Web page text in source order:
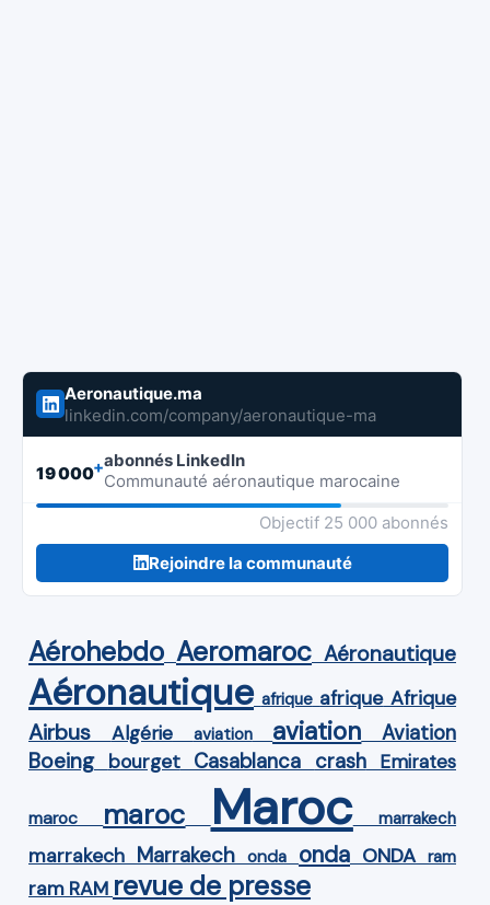
Aeronautique.ma
linkedin.com/company/aeronautique-ma
19 000+abonnés LinkedIn
Communauté aéronautique marocaine
Objectif 25 000 abonnés
Rejoindre la communauté
Aérohebdo Aeromaroc Aéronautique
Aéronautique afrique afrique Afrique
Airbus Algérie aviation aviation Aviation
Boeing bourget Casablanca crash Emirates
maroc maroc Maroc marrakech
marrakech Marrakech onda onda ONDA ram
ram RAM revue de presse